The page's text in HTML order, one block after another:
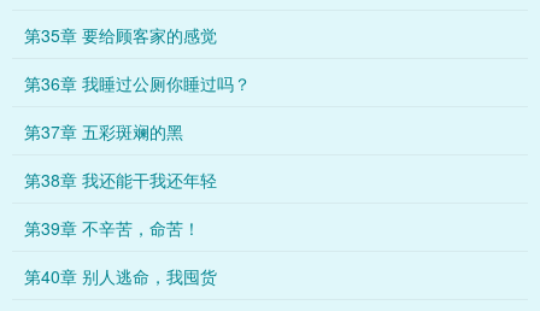
第35章 要给顾客家的感觉
第36章 我睡过公厕你睡过吗？
第37章 五彩斑斓的黑
第38章 我还能干我还年轻
第39章 不辛苦，命苦！
第40章 别人逃命，我囤货